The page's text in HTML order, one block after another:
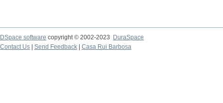
DSpace software copyright © 2002-2023
DuraSpace
Contact Us
Send Feedback Casa Rui Barbosa